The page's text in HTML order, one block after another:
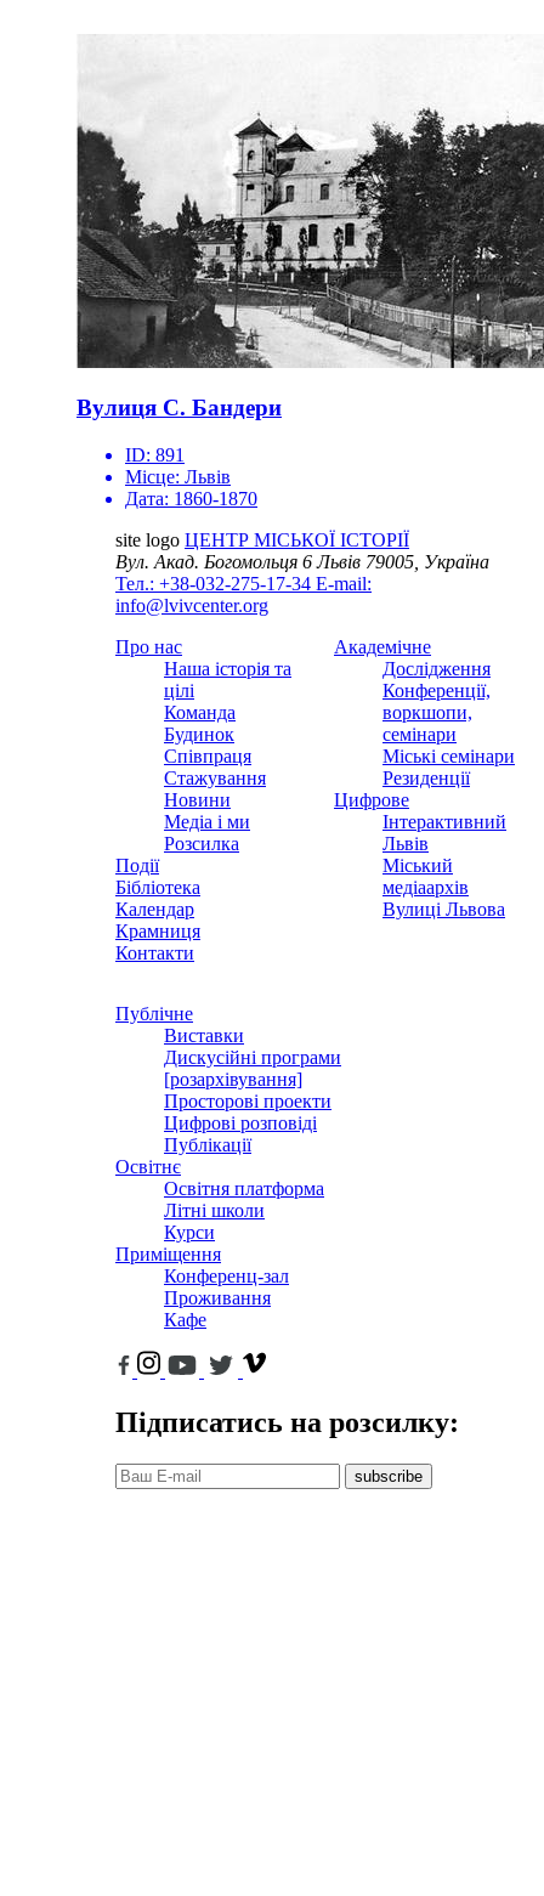
Вулиця С. Бандери
ID: 891
Місце: Львів
Дата: 1860-1870
site logo ЦЕНТР МІСЬКОЇ ІСТОРІЇ
Вул. Акад. Богомольця 6Львів 79005, Україна
Тел.: +38-032-275-17-34 E-mail:
info@lvivcenter.org
Про нас
Наша історія та
цілі
Команда
Будинок
Співпраця
Стажування
Новини
Медіа і ми
Розсилка
Події
Бібліотека
Календар
Крамниця
Контакти
Академічне
Дослідження
Конференції,
воркшопи,
семінари
Міські семінари
Резиденції
Цифрове
Інтерактивний
Львів
Міський
медіаархів
Вулиці Львова
Публічне
Виставки
Дискусійні програми
[розархівування]
Просторові проекти
Цифрові розповіді
Публікації
Освітнє
Освітня платформа
Літні школи
Курси
Приміщення
Конференц-зал
Проживання
Кафе
Підписатись на розсилку:
subscribe